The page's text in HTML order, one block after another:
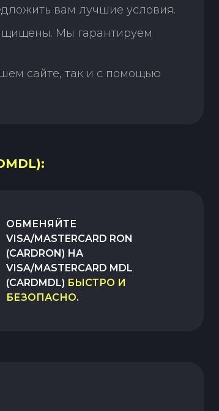
вам лучшие условия.
Мы гарантируем
сайте, так и с помощью
ОБМЕНЯЙТЕ
VISA/MASTERCARD RON
(CARDRON) НА
VISA/MASTERCARD MDL
(CARDMDL) БЫСТРО И
БЕЗОПАСНО.